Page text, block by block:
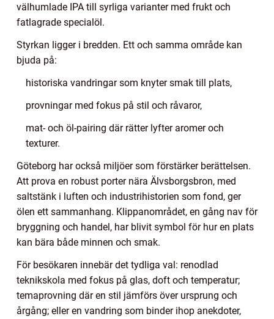
välhumlade IPA till syrliga varianter med frukt och
fatlagrade specialöl.
Styrkan ligger i bredden. Ett och samma område kan
bjuda på:
historiska vandringar som knyter smak till plats,
provningar med fokus på stil och råvaror,
mat- och öl-pairing där rätter lyfter aromer och
texturer.
Göteborg har också miljöer som förstärker berättelsen.
Att prova en robust porter nära Älvsborgsbron, med
saltstänk i luften och industrihistorien som fond, ger
ölen ett sammanhang. Klippanområdet, en gång nav för
bryggning och handel, har blivit symbol för hur en plats
kan bära både minnen och smak.
För besökaren innebär det tydliga val: renodlad
teknikskola med fokus på glas, doft och temperatur;
temaprovning där en stil jämförs över ursprung och
årgång; eller en vandring som binder ihop anekdoter,